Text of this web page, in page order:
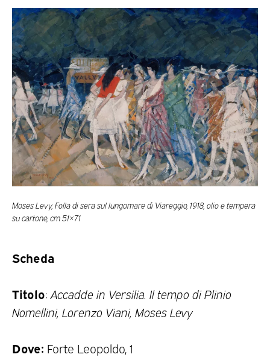
Moses Levy, Folla di sera sul lungomare di Viareggio, 1918, olio e tempera
su cartone, cm 51×71
Scheda
Titolo: Accadde in Versilia. Il tempo di Plinio
Nomellini, Lorenzo Viani, Moses Levy
Dove: Forte Leopoldo, 1